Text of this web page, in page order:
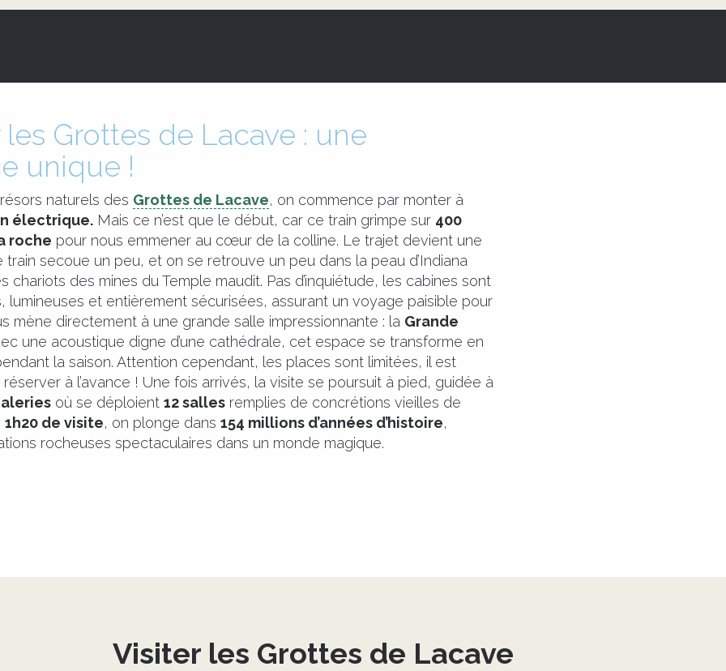
Grottes de Lacave : une
unique !
naturels des Grottes de Lacave, on commence par monter à
électrique. Mais ce n’est que le début, car ce train grimpe sur 400
roche pour nous emmener au cœur de la colline. Le trajet devient une
secoue un peu, et on se retrouve un peu dans la peau d’Indiana
chariots des mines du Temple maudit. Pas d’inquiétude, les cabines sont
lumineuses et entièrement sécurisées, assurant un voyage paisible pour
mène directement à une grande salle impressionnante : la Grande
une acoustique digne d’une cathédrale, cet espace se transforme en
la saison. Attention cependant, les places sont limitées, il est
à l’avance ! Une fois arrivés, la visite se poursuit à pied, guidée à
où se déploient 12 salles remplies de concrétions vieilles de
1h20 de visite, on plonge dans 154 millions d’années d’histoire,
rocheuses spectaculaires dans un monde magique.
Visiter les Grottes de Lacave